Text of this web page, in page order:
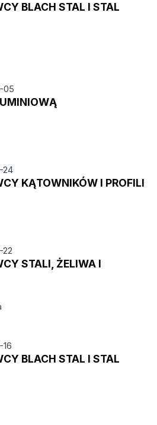
BLACH STAL I STAL
05
24
KĄTOWNIKÓW I PROFILI
STALI, ŻELIWA I
BLACH STAL I STAL